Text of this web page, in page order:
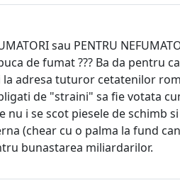
sau PENTRU
de fumat ??? Ba da pentru
la adresa tuturor cetatenilor
de "straini" sa fie votata
i se scot piesele de schimb
(chear cu o palma la fund
bunastarea miliardarilor.